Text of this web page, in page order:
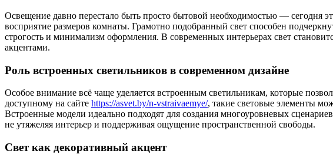
Освещение давно перестало быть просто бытовой необходимостью — сегодня
восприятие размеров комнаты. Грамотно подобранный свет способен
строгость и минимализм оформления. В современных интерьерах свет
акцентами.
Роль встроенных светильников в современном дизайне
Особое внимание всё чаще уделяется встроенным светильникам, которые
доступному на сайте https://asvet.by/n-vstraivaemye/, такие световые элементы
Встроенные модели идеально подходят для создания многоуровневых
не утяжеляя интерьер и поддерживая ощущение пространственной свободы.
Свет как декоративный акцент